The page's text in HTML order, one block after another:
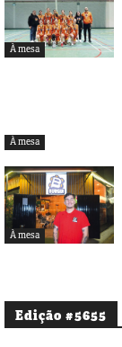
À mesa
À mesa
À mesa
Edição #5655